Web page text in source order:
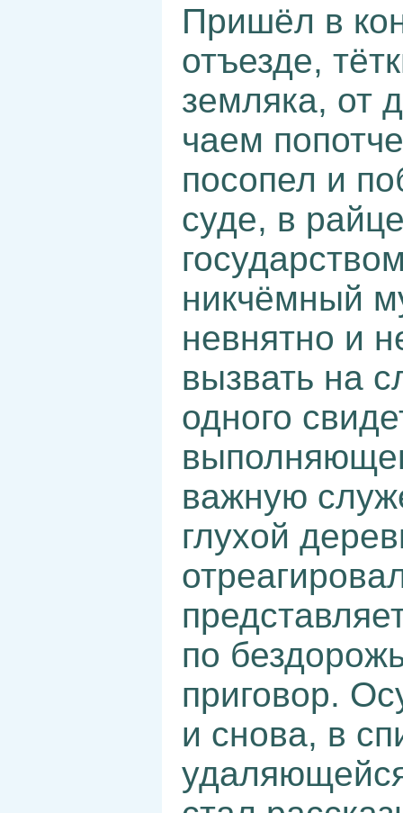
Пришёл в
отъезде,
земляка, от
чаем
посопел и
суде, в
никчёмный
невнятно и
вызвать на
одного
важную
глухой
по
приговор.
и снова, в